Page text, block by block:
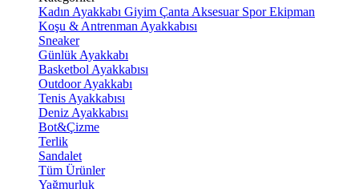
Kadın Ayakkabı Giyim Çanta Aksesuar Spor Ekipman
Koşu & Antrenman Ayakkabısı
Sneaker
Günlük Ayakkabı
Basketbol Ayakkabısı
Outdoor Ayakkabı
Tenis Ayakkabısı
Deniz Ayakkabısı
Bot&Çizme
Terlik
Sandalet
Tüm Ürünler
Yağmurluk